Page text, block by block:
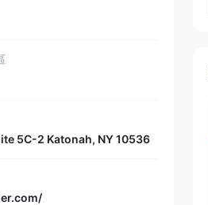
5C-2 Katonah, NY 10536